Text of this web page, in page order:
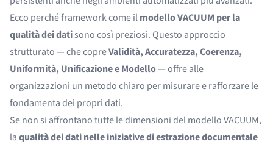
Ecco perché framework come ilmodello VACUUM per la
qualità dei datisono così preziosi. Questo approccio
strutturato — che copreValidità, Accuratezza, Coerenza,
Uniformità, Unificazione e Modello— offre alle
organizzazioni un metodo chiaro per misurare e rafforzare le
fondamenta dei propri dati.
Se non si affrontano tutte le dimensioni del modello VACUUM,
laqualità dei dati nelle iniziative di estrazione documentale